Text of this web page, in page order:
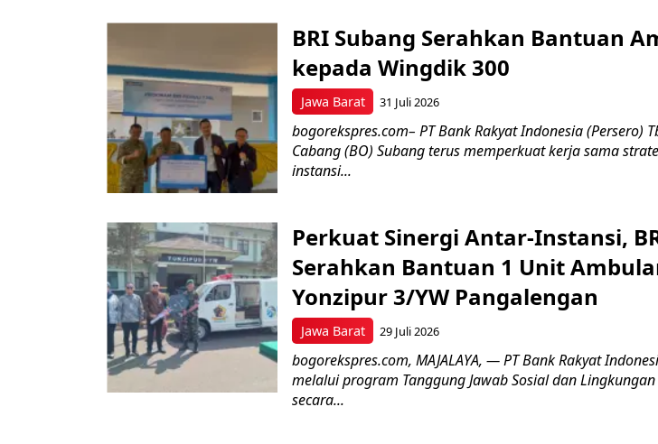
Jawa Barat
BRI Subang Serahkan Bantuan
kepada Wingdik 300
31 Juli 2026
bogorekspres.com– PT Bank Rakyat Indonesia (Persero)
Cabang (BO) Subang terus memperkuat kerja sama
instansi...
Jawa Barat
Perkuat Sinergi Antar-Instansi,
Serahkan Bantuan 1 Unit
Yonzipur 3/YW Pangalengan
29 Juli 2026
bogorekspres.com, ​MAJALAYA, — PT Bank Rakyat
melalui program Tanggung Jawab Sosial dan Lingkungan
secara...